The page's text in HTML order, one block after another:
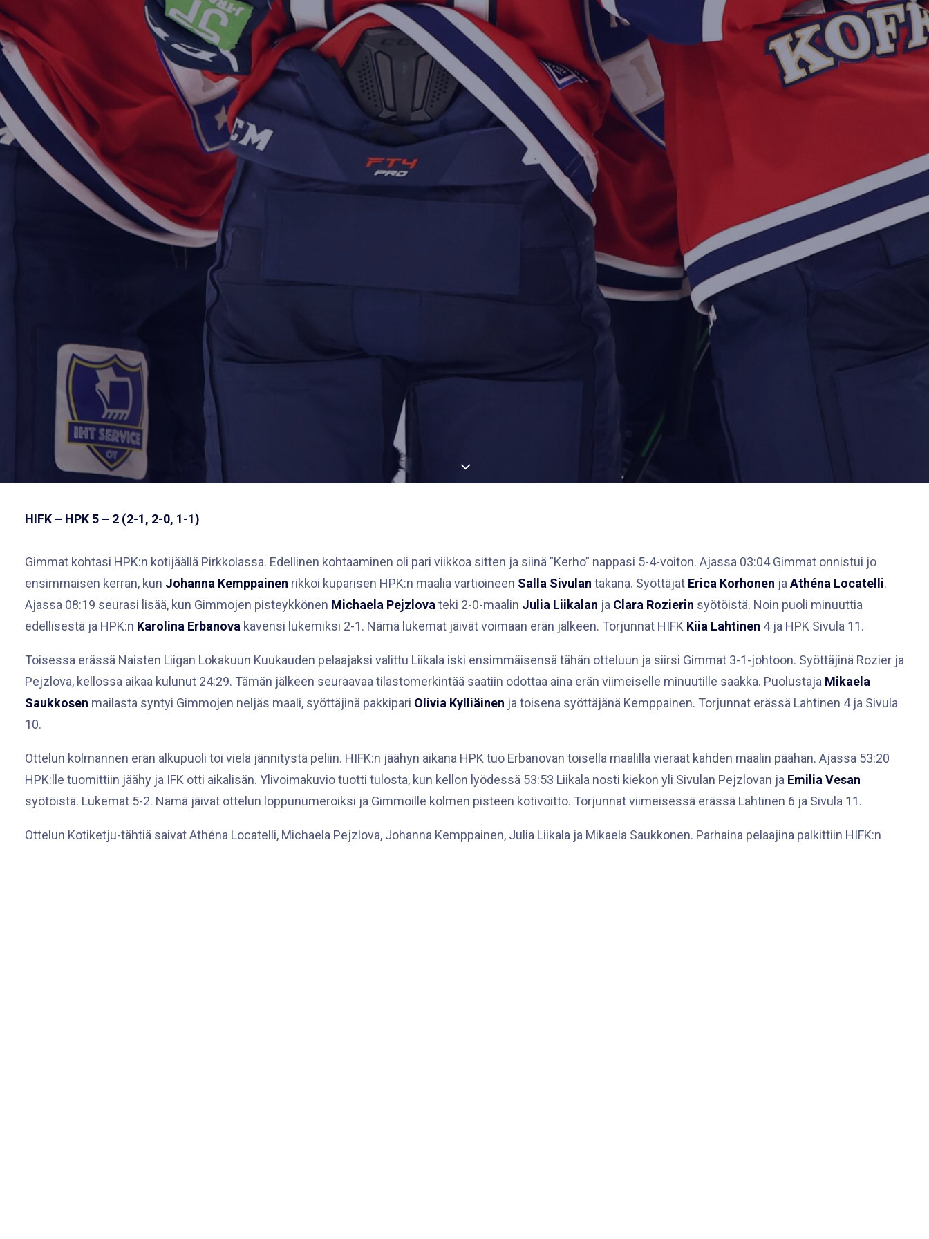
HIFK – HPK 5 – 2 (2-1, 2-0, 1-1)
Gimmat kohtasi HPK:n kotijäällä Pirkkolassa. Edellinen kohtaaminen oli pari viikkoa sitten ja siinä ”Kerho” nappasi 5-4-voiton. Ajassa 03:04 Gimmat onnistui jo
ensimmäisen kerran, kun Johanna Kemppainen rikkoi kuparisen HPK:n maalia vartioineen Salla Sivulan takana. Syöttäjät Erica Korhonen ja Athéna Locatelli.
Ajassa 08:19 seurasi lisää, kun Gimmojen pisteykkönen Michaela Pejzlova teki 2-0-maalin Julia Liikalan ja Clara Rozierin syötöistä. Noin puoli minuuttia
edellisestä ja HPK:n Karolina Erbanova kavensi lukemiksi 2-1. Nämä lukemat jäivät voimaan erän jälkeen. Torjunnat HIFK Kiia Lahtinen 4 ja HPK Sivula 11.
Toisessa erässä Naisten Liigan Lokakuun Kuukauden pelaajaksi valittu Liikala iski ensimmäisensä tähän otteluun ja siirsi Gimmat 3-1-johtoon. Syöttäjinä Rozier ja
Pejzlova, kellossa aikaa kulunut 24:29. Tämän jälkeen seuraavaa tilastomerkintää saatiin odottaa aina erän viimeiselle minuutille saakka. Puolustaja Mikaela
Saukkosen mailasta syntyi Gimmojen neljäs maali, syöttäjinä pakkipari Olivia Kylliäinen ja toisena syöttäjänä Kemppainen. Torjunnat erässä Lahtinen 4 ja Sivula
10.
Ottelun kolmannen erän alkupuoli toi vielä jännitystä peliin. HIFK:n jäähyn aikana HPK tuo Erbanovan toisella maalilla vieraat kahden maalin päähän. Ajassa 53:20
HPK:lle tuomittiin jäähy ja IFK otti aikalisän. Ylivoimakuvio tuotti tulosta, kun kellon lyödessä 53:53 Liikala nosti kiekon yli Sivulan Pejzlovan ja Emilia Vesan
syötöistä. Lukemat 5-2. Nämä jäivät ottelun loppunumeroiksi ja Gimmoille kolmen pisteen kotivoitto. Torjunnat viimeisessä erässä Lahtinen 6 ja Sivula 11.
Ottelun Kotiketju-tähtiä saivat Athéna Locatelli, Michaela Pejzlova, Johanna Kemppainen, Julia Liikala ja Mikaela Saukkonen. Parhaina pelaajina palkittiin HIFK:n